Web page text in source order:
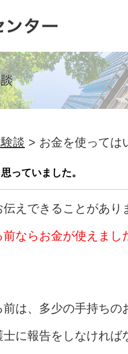
談 > お金を使っては
っていました。
えできることがあり
ならお金が使えまし
は、多少の手持ちの
に報告をしなければ